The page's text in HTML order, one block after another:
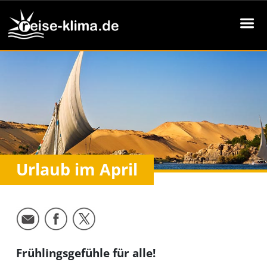
Urlaub im April
Frühlingsgefühle für alle!